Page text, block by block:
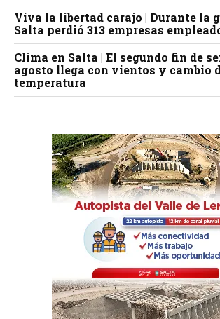
Viva la libertad carajo | Durante la
Salta perdió 313 empresas
Clima en Salta | El segundo fin de
agosto llega con vientos y cambio
temperatura